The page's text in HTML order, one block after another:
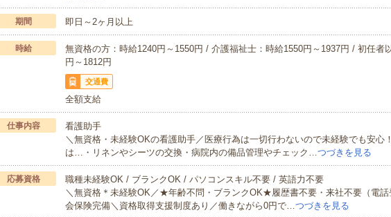
期間 即日～2ヶ月以上
時給
無資格の方：時給1240円～1550円 / 介護福祉士：時給1550円～1937円 / 初任者
円～1812円
交通費
全額支給
仕事内容
看護助手
＼無資格・未経験OKの看護助手／医療行為は一切行わないので未経験でも安心
は…・リネンやシーツの交換・病院内の備品管理やチェック…つづきを見る
応募資格
職種未経験OK / ブランクOK / パソコンスキル不要 / 英語力不要
＼無資格＊未経験OK／★年齢不問・ブランクOK★履歴書不要・来社不要（電
会保険完備＼資格取得支援制度あり／働きながら0円で…つづきを見る